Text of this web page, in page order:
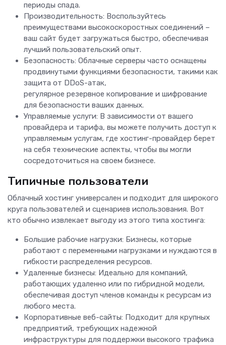
периоды спада.
Производительность: Воспользуйтесь
преимуществами высокоскоростных соединений –
ваш сайт будет загружаться быстро, обеспечивая
лучший пользовательский опыт.
Безопасность: Облачные серверы часто оснащены
продвинутыми функциями безопасности, такими как
защита от DDoS-атак,
регулярное резервное копирование и шифрование
для безопасности ваших данных.
Управляемые услуги: В зависимости от вашего
провайдера и тарифа, вы можете получить доступ к
управляемым услугам, где хостинг-провайдер берет
на себя технические аспекты, чтобы вы могли
сосредоточиться на своем бизнесе.
Типичные пользователи
Облачный хостинг универсален и подходит для широкого
круга пользователей и сценариев использования. Вот
кто обычно извлекает выгоду из этого типа хостинга:
Большие рабочие нагрузки: Бизнесы, которые
работают с переменными нагрузками и нуждаются в
гибкости распределения ресурсов.
Удаленные бизнесы: Идеально для компаний,
работающих удаленно или по гибридной модели,
обеспечивая доступ членов команды к ресурсам из
любого места.
Корпоративные веб-сайты: Подходит для крупных
предприятий, требующих надежной
инфраструктуры для поддержки высокого трафика